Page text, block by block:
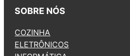
SOBRE NÓS
COZINHA
ELETRÔNICOS